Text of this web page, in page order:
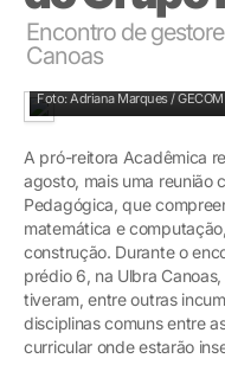
Encontro de
Canoas
Foto: Adriana Marques / GECOM
A pró-reitora Acadêmica
agosto, mais uma reunião
Pedagógica, que
matemática e
construção. Durante o
prédio 6, na Ulbra
tiveram, entre outras
disciplinas comuns entre
curricular onde estarão